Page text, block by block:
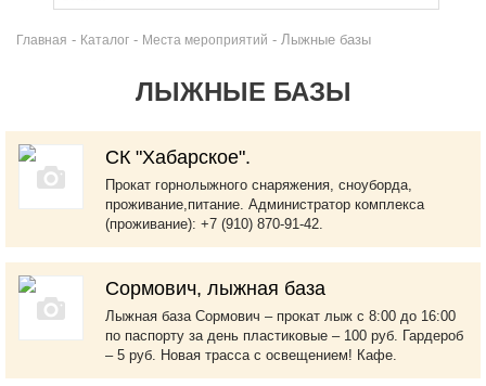
Главная - Каталог - Места мероприятий - Лыжные базы
ЛЫЖНЫЕ БАЗЫ
СК "Хабарское".
Прокат горнолыжного снаряжения, сноуборда,
проживание,питание. Администратор комплекса
(проживание): +7 (910) 870-91-42.
Сормович, лыжная база
Лыжная база Сормович – прокат лыж с 8:00 до 16:00
по паспорту за день пластиковые – 100 руб. Гардероб
– 5 руб. Новая трасса с освещением! Кафе.